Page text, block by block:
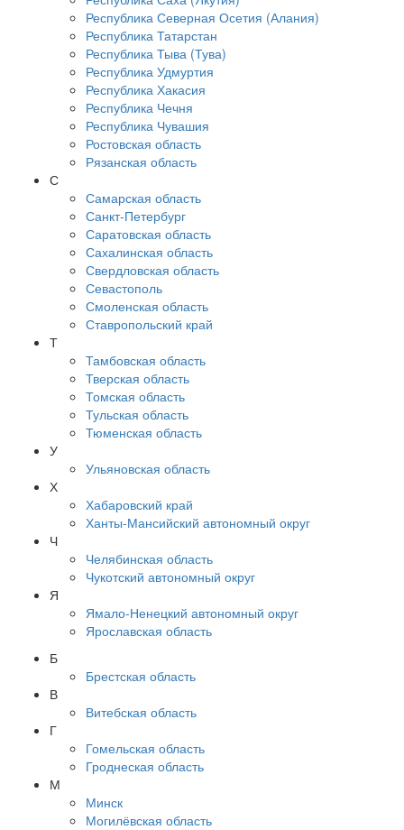
Республика Северная Осетия (Алания)
Республика Татарстан
Республика Тыва (Тува)
Республика Удмуртия
Республика Хакасия
Республика Чечня
Республика Чувашия
Ростовская область
Рязанская область
С
Самарская область
Санкт-Петербург
Саратовская область
Сахалинская область
Свердловская область
Севастополь
Смоленская область
Ставропольский край
Т
Тамбовская область
Тверская область
Томская область
Тульская область
Тюменская область
У
Ульяновская область
Х
Хабаровский край
Ханты-Мансийский автономный округ
Ч
Челябинская область
Чукотский автономный округ
Я
Ямало-Ненецкий автономный округ
Ярославская область
Б
Брестская область
В
Витебская область
Г
Гомельская область
Гроднеская область
М
Минск
Могилёвская область